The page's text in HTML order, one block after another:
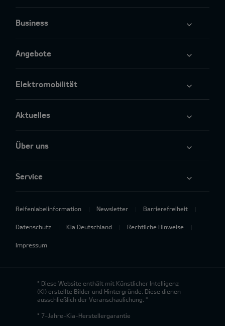
Business
Angebote
Elektromobilität
Aktuelles
Über uns
Service
Reifenlabelinformation Newsletter Barrierefreiheit
Datenschutz Kia Deutschland Rechtliche Hinweise
Impressum
* Diese Website enthält mit Künstlicher Intelligenz
(KI) erstellte Bilder und Hintergründe. Diese dienen
ausschließlich der Veranschaulichung. *
* 7-Jahre-Kia-Herstellergarantie